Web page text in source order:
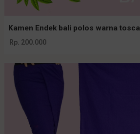
Kamen Endek bali polos warna tosca
Rp. 200.000